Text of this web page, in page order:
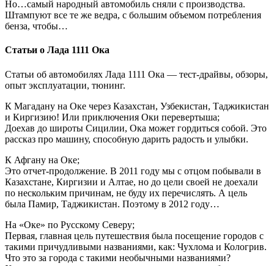
Но…самый народный автомобиль сняли с производства.
Штампуют все те же ведра, с большим объемом потребления
бенза, чтобы…
Статьи о Лада 1111 Ока
Статьи об автомобилях Лада 1111 Ока — тест-драйвы, обзоры,
опыт эксплуатации, тюнинг.
К Магадану на Оке через Казахстан, Узбекистан, Таджикистан
и Киргизию! Или приключения Оки перевертыша;
Доехав до широты Сицилии, Ока может гордиться собой. Это
рассказ про машину, способную дарить радость и улыбки.
К Афгану на Оке;
Это отчет-продолжение. В 2011 году мы с отцом побывали в
Казахстане, Киргизии и Алтае, но до цели своей не доехали
по нескольким причинам, не буду их перечислять. А цель
была Памир, Таджикистан. Поэтому в 2012 году…
На «Оке» по Русскому Северу;
Первая, главная цель путешествия была посещение городов с
такими причудливыми названиями, как: Чухлома и Кологрив.
Что это за города с такими необычными названиями?